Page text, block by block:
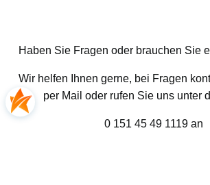
Haben Sie Fragen oder brauchen Sie
Wir helfen Ihnen gerne, bei Fragen
per Mail oder rufen Sie uns unter
0 151 45 49 1119 an